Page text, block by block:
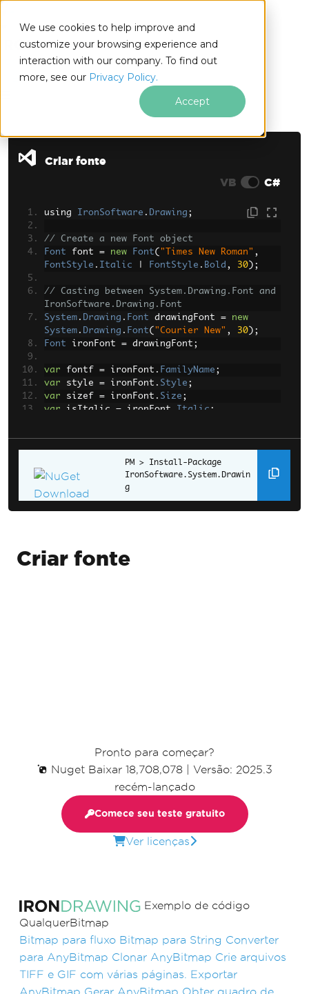
We use cookies to help improve and
customize your browsing experience and
interaction with our company. To find out
more, see our Privacy Policy.
Accept
.NET
Ir para o conteúdo do rodapé
Exemplo de código
QualquerBitmap
Bitmap para fluxo Bitmap para String Converter
para AnyBitmap Clonar AnyBitmap Crie arquivos
TIFF e GIF com várias páginas. Exportar
AnyBitmap Gerar AnyBitmap Obter quadro de
Criar fonte
VB
C#
using IronSoftware . Drawing ;
// Create a new Font object
Font font = new Font( "Times New Roman" ,
FontStyle . Italic FontStyle . Bold , 30 );
// Casting between System.Drawing.Font and
IronSoftware.Drawing.Font
System . Drawing . Font drawingFont =
new
System . Drawing . Font( "Courier New" , 30 );
Font ironFont = drawingFont ;
var fontf = ironFont . FamilyName ;
var style = ironFont . Style ;
var sizef = ironFont . Size ;
var isItalic = ironFont Italic ;
Install-Package
IronSoftware.System.Drawin
g
Criar fonte
Pronto para começar?
Nuget Baixar 18,708,078
Versão: 2025.3
recém-lançado
Comece seu teste gratuito
Ver licenças